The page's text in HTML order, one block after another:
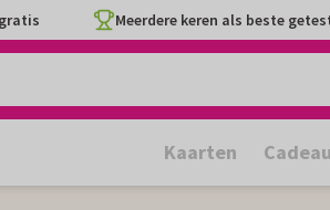
Meerdere keren als beste
Kaarten